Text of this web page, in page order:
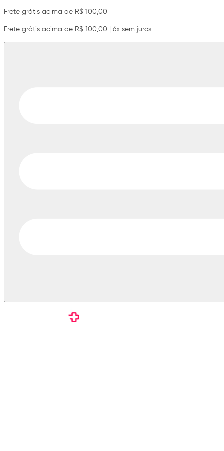
Frete grátis acima de R$ 100,00
Frete grátis acima de R$ 100,00 | 6x sem juros